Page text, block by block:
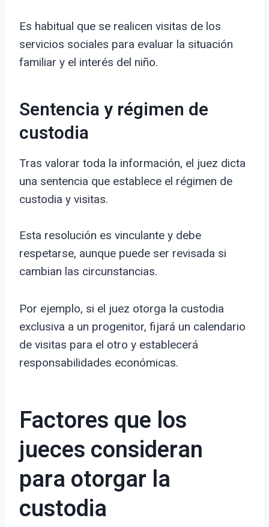
Es habitual que se realicen visitas de los
servicios sociales para evaluar la situación
familiar y el interés del niño.
Sentencia y régimen de
custodia
Tras valorar toda la información, el juez dicta
una sentencia que establece el régimen de
custodia y visitas.
Esta resolución es vinculante y debe
respetarse, aunque puede ser revisada si
cambian las circunstancias.
Por ejemplo, si el juez otorga la custodia
exclusiva a un progenitor, fijará un calendario
de visitas para el otro y establecerá
responsabilidades económicas.
Factores que los
jueces consideran
para otorgar la
custodia